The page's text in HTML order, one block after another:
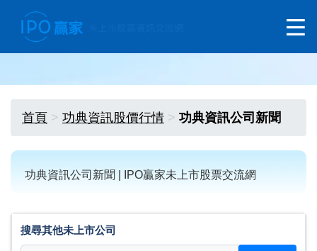
首頁 功典資訊股價行情 功典資訊公司新聞
功典資訊公司新聞 | IPO贏家未上市股票交流網
搜尋其他未上市公司
搜尋其他未上市公司